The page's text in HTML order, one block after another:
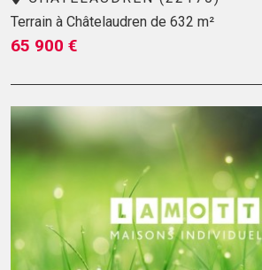
Terrain à Châtelaudren de 632 m²
65 900 €